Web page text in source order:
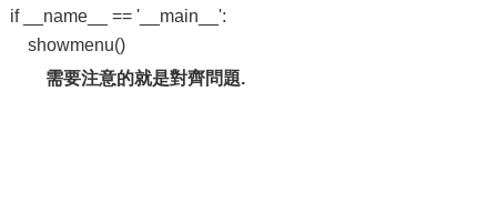
if __name__ == '__main__':
showmenu()
需要注意的就是對齊問題.